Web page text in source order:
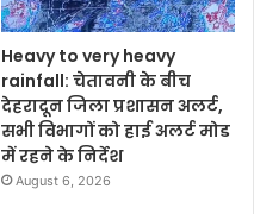
Heavy to very heavy
rainfall: चेतावनी के बीच
देहरादून जिला प्रशासन अलर्ट,
सभी विभागों को हाई अलर्ट मोड
में रहने के निर्देश
August 6, 2026